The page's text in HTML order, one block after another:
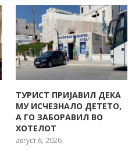
ТУРИСТ ПРИЈАВИЛ ДЕКА
МУ ИСЧЕЗНАЛО ДЕТЕТО,
А ГО ЗАБОРАВИЛ ВО
ХОТЕЛОТ
август 6, 2026